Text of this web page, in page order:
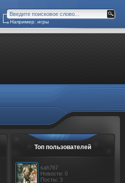
Например: игры
Топ пользователей
sah767
Новости: 0
Посты: 3